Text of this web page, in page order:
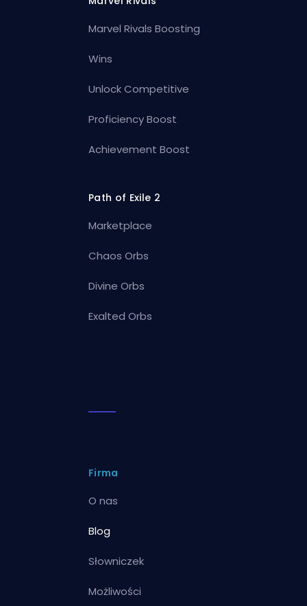
Marvel Rivals Boosting
Wins
Unlock Competitive
Proficiency Boost
Achievement Boost
Path of Exile 2
Marketplace
Chaos Orbs
Divine Orbs
Exalted Orbs
Firma
O nas
Blog
Słowniczek
Możliwości